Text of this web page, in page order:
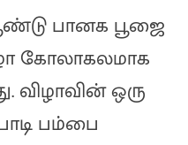
பானக பூஜை
கோலாகலமாக
விழாவின் ஒரு
பம்பை